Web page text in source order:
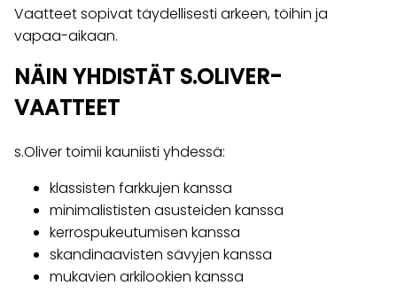
Vaatteet sopivat täydellisesti arkeen, töihin ja
vapaa-aikaan.
NÄIN YHDISTÄT S.OLIVER-
VAATTEET
s.Oliver toimii kauniisti yhdessä:
klassisten farkkujen kanssa
minimalististen asusteiden kanssa
kerrospukeutumisen kanssa
skandinaavisten sävyjen kanssa
mukavien arkilookien kanssa